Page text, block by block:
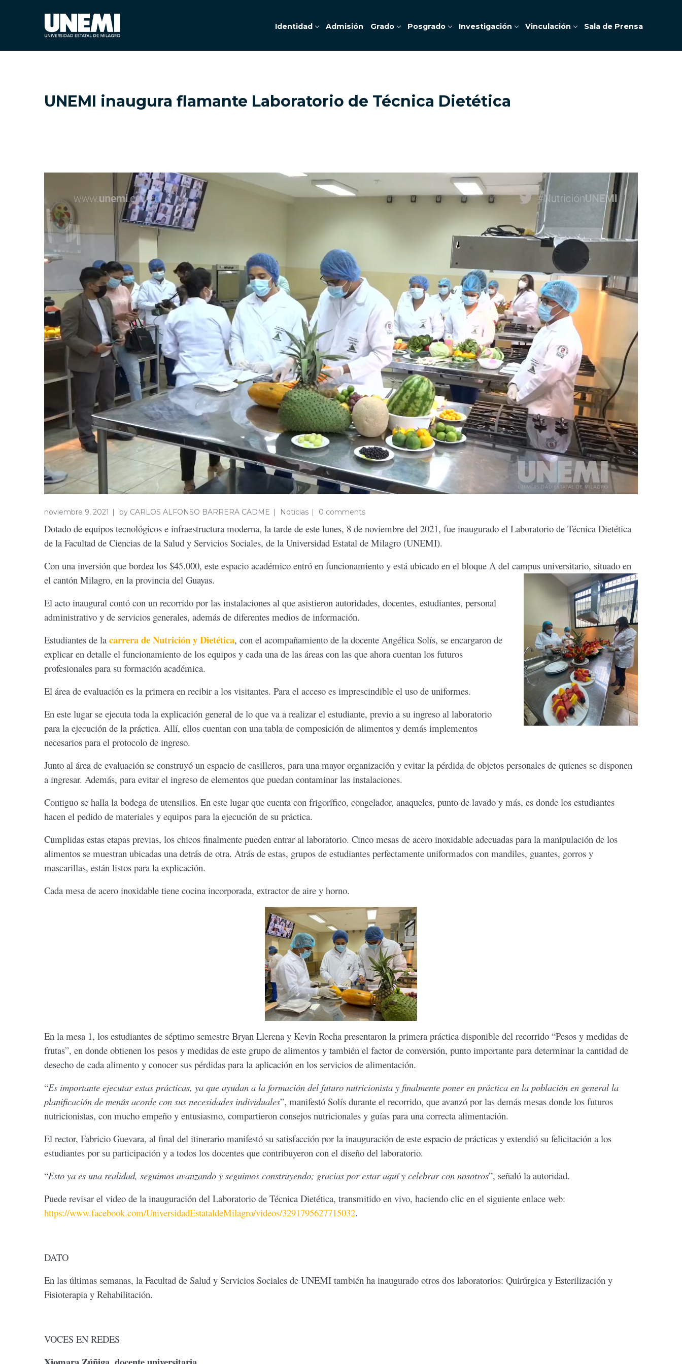
Identidad Admisión Grado Posgrado Investigación Vinculación Sala de Prensa
UNEMI inaugura flamante Laboratorio de Técnica Dietética
noviembre 9, 2021 by CARLOS ALFONSO BARRERA CADME Noticias 0 comments
Dotado de equipos tecnológicos e infraestructura moderna, la tarde de este lunes, 8 de noviembre del 2021, fue inaugurado el Laboratorio de Técnica Dietética
de la Facultad de Ciencias de la Salud y Servicios Sociales, de la Universidad Estatal de Milagro (UNEMI).
Con una inversión que bordea los $45.000, este espacio académico entró en funcionamiento y está ubicado en el bloque A del campus universitario, situado en
el cantón Milagro, en la provincia del Guayas.
El acto inaugural contó con un recorrido por las instalaciones al que asistieron autoridades, docentes, estudiantes, personal
administrativo y de servicios generales, además de diferentes medios de información.
Estudiantes de la carrera de Nutrición y Dietética, con el acompañamiento de la docente Angélica Solís, se encargaron de
explicar en detalle el funcionamiento de los equipos y cada una de las áreas con las que ahora cuentan los futuros
profesionales para su formación académica.
El área de evaluación es la primera en recibir a los visitantes. Para el acceso es imprescindible el uso de uniformes.
En este lugar se ejecuta toda la explicación general de lo que va a realizar el estudiante, previo a su ingreso al laboratorio
para la ejecución de la práctica. Allí, ellos cuentan con una tabla de composición de alimentos y demás implementos
necesarios para el protocolo de ingreso.
Junto al área de evaluación se construyó un espacio de casilleros, para una mayor organización y evitar la pérdida de objetos personales de quienes se disponen
a ingresar. Además, para evitar el ingreso de elementos que puedan contaminar las instalaciones.
Contiguo se halla la bodega de utensilios. En este lugar que cuenta con frigorífico, congelador, anaqueles, punto de lavado y más, es donde los estudiantes
hacen el pedido de materiales y equipos para la ejecución de su práctica.
Cumplidas estas etapas previas, los chicos finalmente pueden entrar al laboratorio. Cinco mesas de acero inoxidable adecuadas para la manipulación de los
alimentos se muestran ubicadas una detrás de otra. Atrás de estas, grupos de estudiantes perfectamente uniformados con mandiles, guantes, gorros y
mascarillas, están listos para la explicación.
Cada mesa de acero inoxidable tiene cocina incorporada, extractor de aire y horno.
En la mesa 1, los estudiantes de séptimo semestre Bryan Llerena y Kevin Rocha presentaron la primera práctica disponible del recorrido “Pesos y medidas de
frutas”, en donde obtienen los pesos y medidas de este grupo de alimentos y también el factor de conversión, punto importante para determinar la cantidad de
desecho de cada alimento y conocer sus pérdidas para la aplicación en los servicios de alimentación.
“Es importante ejecutar estas prácticas, ya que ayudan a la formación del futuro nutricionista y finalmente poner en práctica en la población en general la
planificación de menús acorde con sus necesidades individuales”, manifestó Solís durante el recorrido, que avanzó por las demás mesas donde los futuros
nutricionistas, con mucho empeño y entusiasmo, compartieron consejos nutricionales y guías para una correcta alimentación.
El rector, Fabricio Guevara, al final del itinerario manifestó su satisfacción por la inauguración de este espacio de prácticas y extendió su felicitación a los
estudiantes por su participación y a todos los docentes que contribuyeron con el diseño del laboratorio.
“Esto ya es una realidad, seguimos avanzando y seguimos construyendo; gracias por estar aquí y celebrar con nosotros”, señaló la autoridad.
Puede revisar el video de la inauguración del Laboratorio de Técnica Dietética, transmitido en vivo, haciendo clic en el siguiente enlace web:
https://www.facebook.com/UniversidadEstataldeMilagro/videos/3291795627715032.
DATO
En las últimas semanas, la Facultad de Salud y Servicios Sociales de UNEMI también ha inaugurado otros dos laboratorios: Quirúrgica y Esterilización y
Fisioterapia y Rehabilitación.
VOCES EN REDES